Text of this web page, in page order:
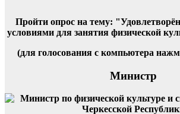
Пройти опрос на тему:
условиями для занятия физической
(для голосования с компьютера
Министр